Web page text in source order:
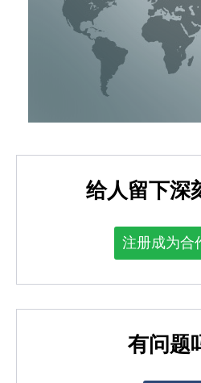
给人留下深
注册成为合
有问题